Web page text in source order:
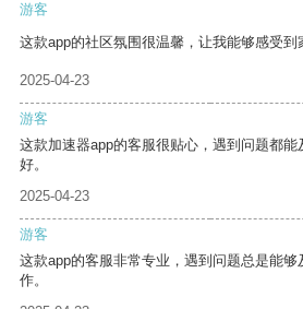
游客
这款app的社区氛围很温馨，让我能够感受到
2025-04-23
游客
这款加速器app的客服很贴心，遇到问题都
好。
2025-04-23
游客
这款app的客服非常专业，遇到问题总是能
作。